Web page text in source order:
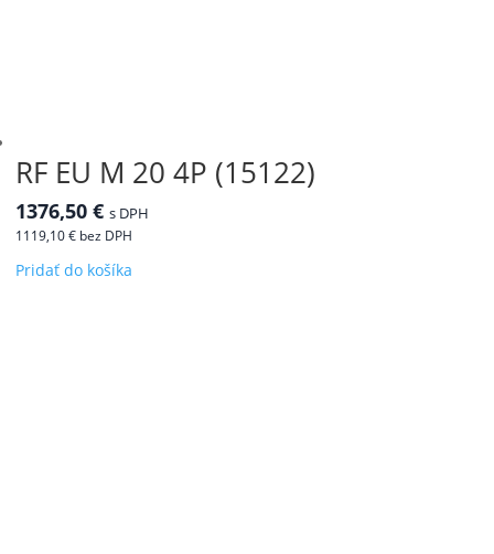
RF EU M 20 4P (15122)
1376,50 € s DPH
1119,10€ bez DPH
Pridať do košíka